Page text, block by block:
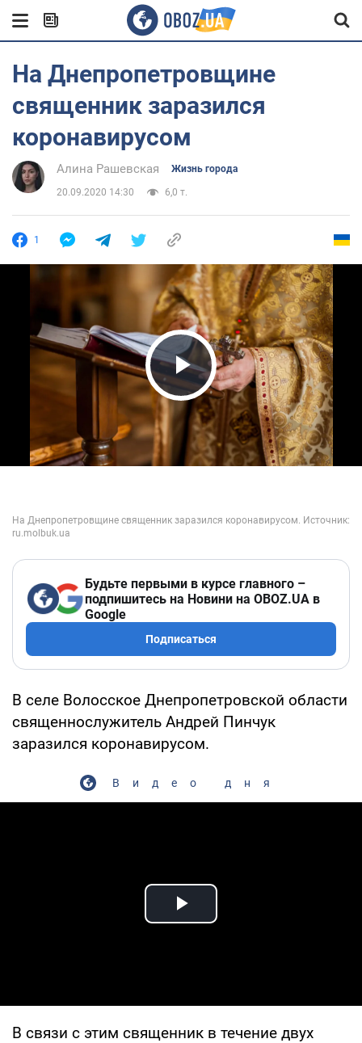
На Днепропетровщине
священник заразился
коронавирусом
Алина Рашевская Жизнь города
20.09.2020 14:30 6,0 т.
1
Play Video
Будьте первыми в курсе главного –
подпишитесь на Новини на OBOZ.UA в
Google
Подписаться
В селе Волосское Днепропетровской области
священнослужитель Андрей Пинчук
заразился коронавирусом.
Видео дня
Play Video
В связи с этим священник в течение двух